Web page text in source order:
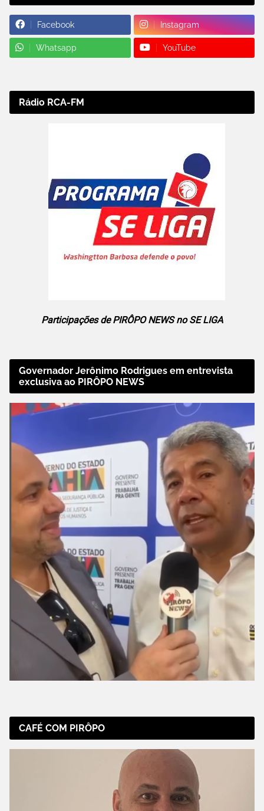
Facebook Instagram
Whatsapp YouTube
Rádio RCA-FM
Participações de PIRÔPO NEWS no SE LIGA
Governador Jerônimo Rodrigues em entrevista
exclusiva ao PIRÔPO NEWS
CAFÉ COM PIRÔPO